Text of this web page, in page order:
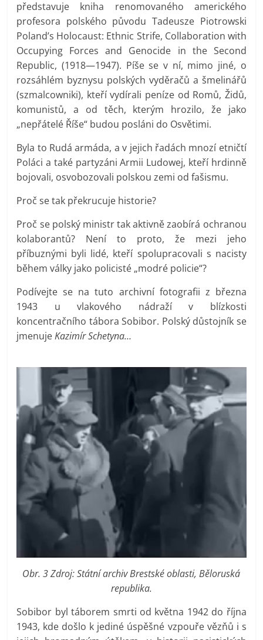
představuje kniha renomovaného amerického
profesora polského původu Tadeusze Piotrowski
Poland’s Holocaust: Ethnic Strife, Collaboration with
Occupying Forces and Genocide in the Second
Republic, (1918—1947). Píše se v ní, mimo jiné, o
rozsáhlém byznysu polských vyděračů a šmelinářů
(szmalcowniki), kteří vydírali peníze od Romů, Židů,
komunistů, a od těch, kterým hrozilo, že jako
„nepřátelé Říše“ budou posláni do Osvětimi.
Byla to Rudá armáda, a v jejich řadách mnozí etničtí
Poláci a také partyzáni Armii Ludowej, kteří hrdinně
bojovali, osvobozovali polskou zemi od fašismu.
Proč se tak překrucuje historie?
Proč se polský ministr tak aktivně zaobírá ochranou
kolaborantů? Není to proto, že mezi jeho
příbuznými byli lidé, kteří spolupracovali s nacisty
během války jako policisté „modré policie“?
Podívejte se na tuto archivní fotografii z března
1943 u vlakového nádraží v blízkosti
koncentračního tábora Sobibor. Polský důstojník se
jmenujeKazimír Schetyna…
Obr. 3 Zdroj: Státní archiv Brestské oblasti, Běloruská
republika.
Sobibor byl táborem smrti od května 1942 do října
1943, kde došlo k jediné úspěšné vzpouře vězňů i s